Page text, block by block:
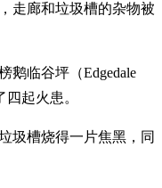
走廊和垃圾槽的杂物被
鹅临谷坪（Edgedale
起火患。
圾槽烧得一片焦黑，同